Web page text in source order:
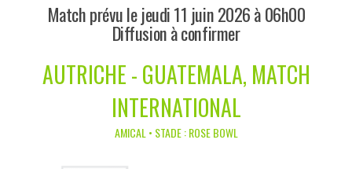
Match prévu le jeudi 11 juin 2026 à 06h00
Diffusion à confirmer
AUTRICHE - GUATEMALA, MATCH
INTERNATIONAL
AMICAL • STADE : ROSE BOWL